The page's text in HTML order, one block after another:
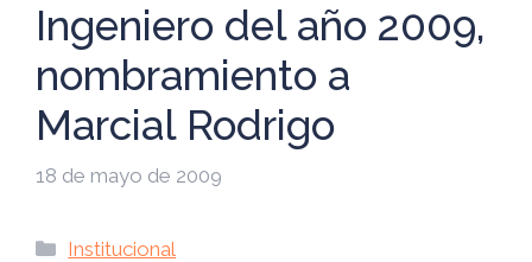
Ingeniero del año 2009,
nombramiento a
Marcial Rodrigo
18 de mayo de 2009
Categorías
Institucional